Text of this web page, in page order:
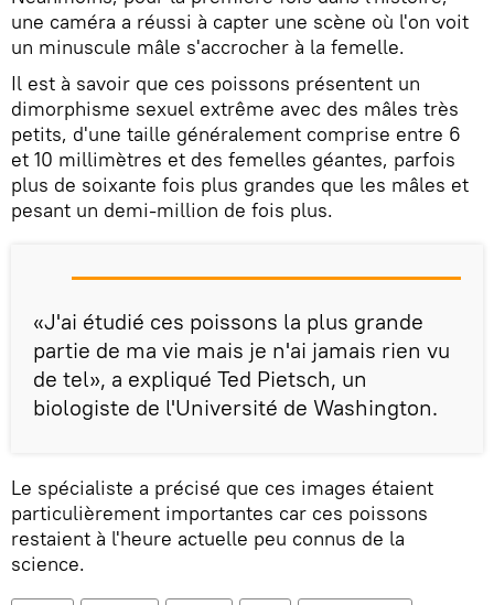
une caméra a réussi à capter une scène où l'on voit
un minuscule mâle s'accrocher à la femelle.
Il est à savoir que ces poissons présentent un
dimorphisme sexuel extrême avec des mâles très
petits, d'une taille généralement comprise entre 6
et 10 millimètres et des femelles géantes, parfois
plus de soixante fois plus grandes que les mâles et
pesant un demi-million de fois plus.
«J'ai étudié ces poissons la plus grande
partie de ma vie mais je n'ai jamais rien vu
de tel», a expliqué Ted Pietsch, un
biologiste de l'Université de Washington.
Le spécialiste a précisé que ces images étaient
particulièrement importantes car ces poissons
restaient à l'heure actuelle peu connus de la
science.